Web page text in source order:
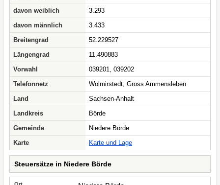
davon weiblich
3.293
davon männlich
3.433
Breitengrad
52.229527
Längengrad
11.490883
Vorwahl
039201, 039202
Telefonnetz
Wolmirstedt, Gross Ammensleben
Land
Sachsen-Anhalt
Landkreis
Börde
Gemeinde
Niedere Börde
Karte
Karte und Lage
Steuersätze in Niedere Börde